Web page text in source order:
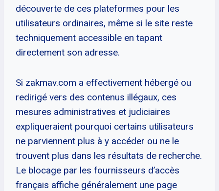
découverte de ces plateformes pour les
utilisateurs ordinaires, même si le site reste
techniquement accessible en tapant
directement son adresse.
Si zakmav.com a effectivement hébergé ou
redirigé vers des contenus illégaux, ces
mesures administratives et judiciaires
expliqueraient pourquoi certains utilisateurs
ne parviennent plus à y accéder ou ne le
trouvent plus dans les résultats de recherche.
Le blocage par les fournisseurs d’accès
français affiche généralement une page